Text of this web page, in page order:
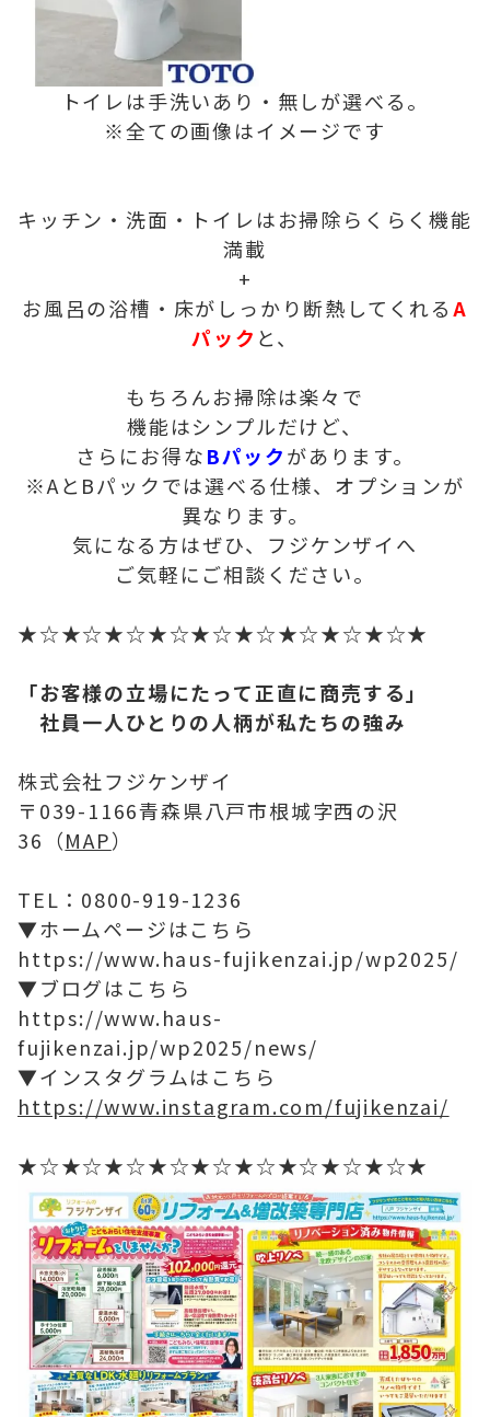
トイレは手洗いあり・無しが選べる。
※全ての画像はイメージです
キッチン・洗面・トイレはお掃除らくらく機能
満載
+
お風呂の浴槽・床がしっかり断熱してくれるA
パック と、
もちろんお掃除は楽々で
機能はシンプルだけど、
さらにお得なBパックがあります。
※AとBパックでは選べる仕様、オプションが
異なります。
気になる方はぜひ、フジケンザイへ
ご気軽にご相談ください。
★☆★☆★☆★☆★☆★☆★☆★☆★☆★
「お客様の立場にたって正直に商売する」
社員一人ひとりの人柄が私たちの強み
株式会社フジケンザイ
〒039-1166青森県八戸市根城字西の沢
36（MAP）
TEL：0800-919-1236
▼ホームページはこちら
https://www.haus-fujikenzai.jp/wp2025/
▼ブログはこちら
https://www.haus-
fujikenzai.jp/wp2025/news/
▼インスタグラムはこちら
https://www.instagram.com/fujikenzai/
★☆★☆★☆★☆★☆★☆★☆★☆★☆★